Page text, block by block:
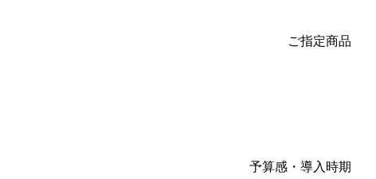
ご指定商品
予算感・導入時期